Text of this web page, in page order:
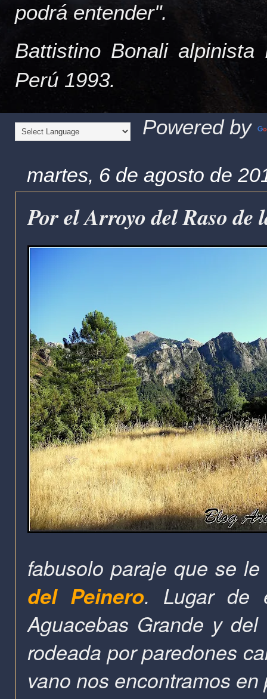
podrá entender".
Battistino Bonali
Perú 1993.
Powered by
martes, 6 de agosto de
Por el Arroyo del Raso de
fabusolo paraje que se
del Peinero. Lugar de
Aguacebas Grande y
rodeada por paredones
vano nos encontramos